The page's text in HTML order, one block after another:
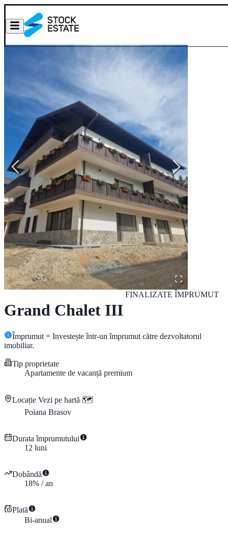
Grand Chalet III
FINALIZATE ÎMPRUMUT
Împrumut = Investește într-un împrumut către dezvoltatorul
imobiliar.
Tip proprietate
Apartamente de vacanță premium
Locație Vezi pe hartă 🗺️
Poiana Brasov
Durata împrumutului
12 luni
Dobândă
18% /an
Plată
Bi-anual